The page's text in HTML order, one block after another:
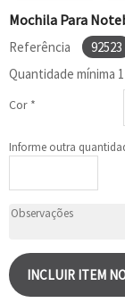
Mochila Para
Referência
92523
Quantidade mínima 1
Cor *
Informe outra
INCLUIR ITEM